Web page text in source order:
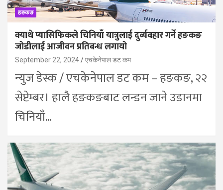
हङकङ
क्याथे प्यासिफिकले चिनियाँ यात्रुलाई दुर्व्यवहार गर्ने हङकङ
जोडीलाई आजीवन प्रतिबन्ध लगायो
September 22, 2024 एचकेनेपाल डट कम
न्युज डेस्क / एचकेनेपाल डट कम – हङकङ, २२
सेप्टेम्बर। हालै हङकङबाट लन्डन जाने उडानमा
चिनियाँ…